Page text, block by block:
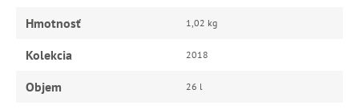
Hmotnosť 1,02 kg
Kolekcia 2018
Objem 26 l